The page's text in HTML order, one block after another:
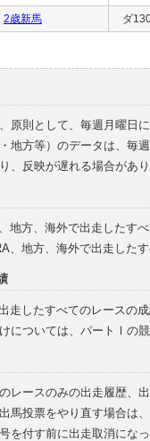
2歳新馬 ダ
原則として、毎週月曜日
地方等）のデータは、毎
、反映が遅れる場合があ
地方、海外で出走したす
、地方、海外で出走した
走したすべてのレースの
については、パートⅠの
レースのみの出走履歴、
馬投票をやり直す場合は
を付す前に出走取消にな